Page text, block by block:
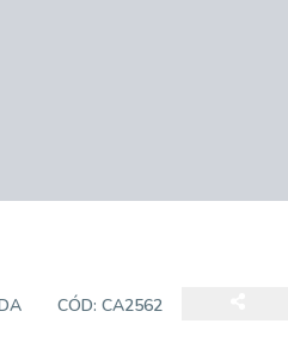
CÓD: CA2562